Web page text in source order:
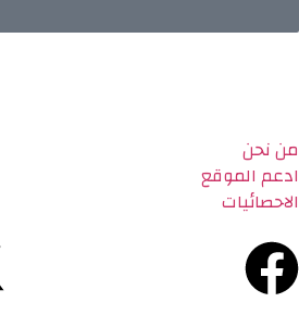
من نحن
ادعم الموقع
الاحصائيات